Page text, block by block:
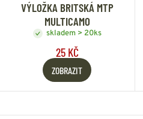
VÝLOŽKA BRITSKÁ MTP
MULTICAMO
skladem > 20ks
25 KČ
ZOBRAZIT